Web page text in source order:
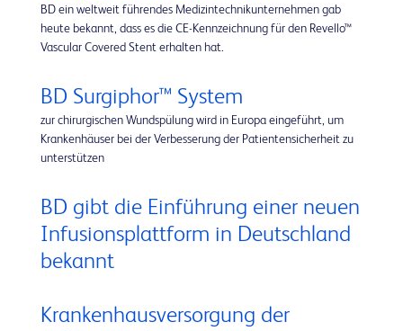
BD ein weltweit führendes Medizintechnikunternehmen gab
heute bekannt, dass es die CE-Kennzeichnung für den Revello™
Vascular Covered Stent erhalten hat.
BD Surgiphor™ System
zur chirurgischen Wundspülung wird in Europa eingeführt, um
Krankenhäuser bei der Verbesserung der Patientensicherheit zu
unterstützen
BD gibt die Einführung einer neuen
Infusionsplattform in Deutschland
bekannt
Krankenhausversorgung der